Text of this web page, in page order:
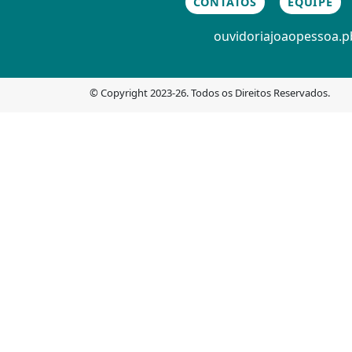
ouvidoria
© Copyright 2023-26. Todos os Direitos Reservados.